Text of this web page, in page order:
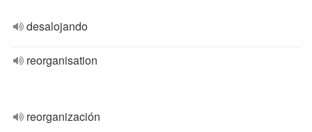
desalojando
reorganisation
reorganización